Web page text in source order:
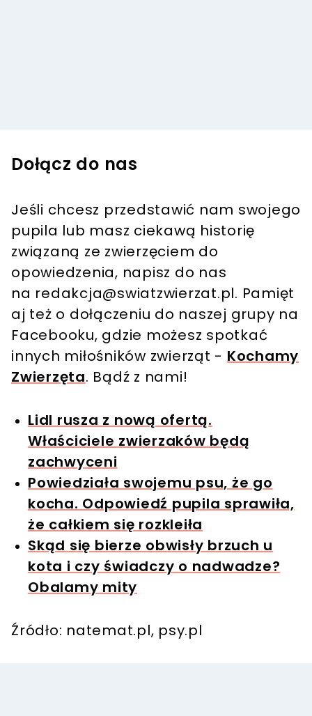
Dołącz do nas
Jeśli chcesz przedstawić nam swojego
pupila lub masz ciekawą historię
związaną ze zwierzęciem do
opowiedzenia, napisz do nas
na redakcja@swiatzwierzat.pl. Pamięt
aj też o dołączeniu do naszej grupy na
Facebooku, gdzie możesz spotkać
innych miłośników zwierząt - Kochamy
Zwierzęta. Bądź z nami!
Lidl rusza z nową ofertą.
Właściciele zwierzaków będą
zachwyceni
Powiedziała swojemu psu, że go
kocha. Odpowiedź pupila sprawiła,
że całkiem się rozkleiła
Skąd się bierze obwisły brzuch u
kota i czy świadczy o nadwadze?
Obalamy mity
Źródło: natemat.pl, psy.pl